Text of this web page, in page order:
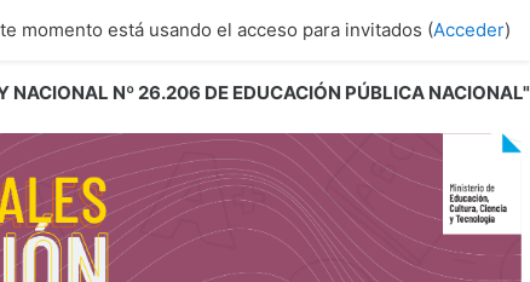
Nº 26.206 DE EDUCACIÓN PÚBLICA NACIONAL"
momento está usando el acceso para invitados (Acceder)